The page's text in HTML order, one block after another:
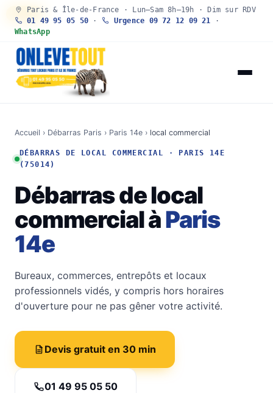
Paris & Île-de-France · Lun–Sam 8h–19h · Dim sur RDV
01 49 95 05 50 · Urgence 09 72 12 09 21 ·
WhatsApp
Accueil › Débarras Paris › Paris 14e › local commercial
DÉBARRAS DE LOCAL COMMERCIAL · PARIS 14E
(75014)
Débarras de local
commercial àParis
14e
Bureaux, commerces, entrepôts et locaux
professionnels vidés, y compris hors horaires
d'ouverture pour ne pas gêner votre activité.
Devis gratuit en 30 min
01 49 95 05 50
30 SEC